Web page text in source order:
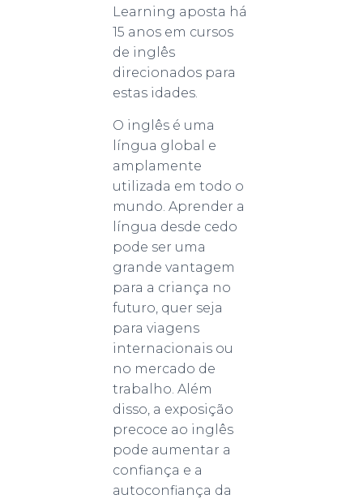
Learning aposta há
15 anos em cursos
de inglês
direcionados para
estas idades.
O inglês é uma
língua global e
amplamente
utilizada em todo o
mundo. Aprender a
língua desde cedo
pode ser uma
grande vantagem
para a criança no
futuro, quer seja
para viagens
internacionais ou
no mercado de
trabalho. Além
disso, a exposição
precoce ao inglês
pode aumentar a
confiança e a
autoconfiança da